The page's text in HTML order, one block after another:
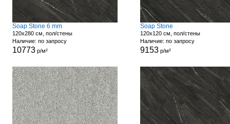
Soap Stone 6 mm
120x280 см, пол/стены
Наличие: по запросу
10773р/м²
Soap Stone
120x120 см, пол/стены
Наличие: по запросу
9153р/м²